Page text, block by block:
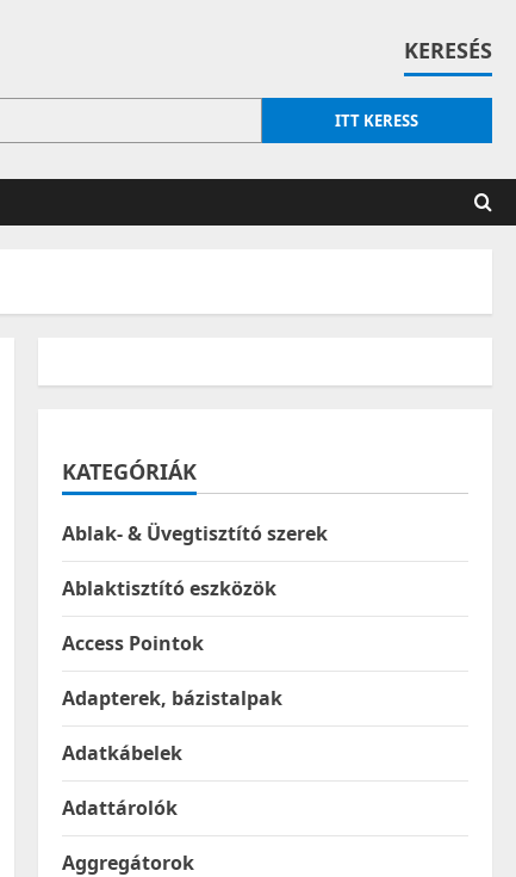
KERESÉS
ITT KERESS
KATEGÓRIÁK
Ablak- & Üvegtisztító szerek
Ablaktisztító eszközök
Access Pointok
Adapterek, bázistalpak
Adatkábelek
Adattárolók
Aggregátorok